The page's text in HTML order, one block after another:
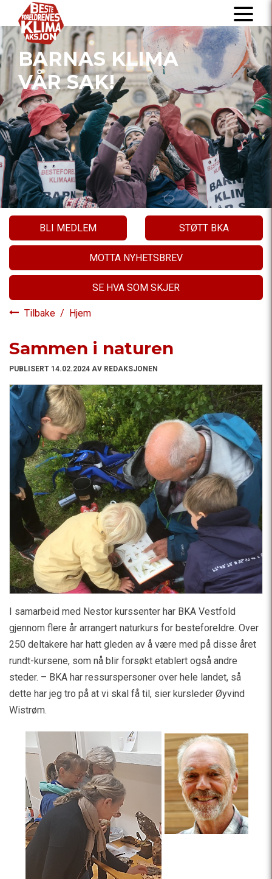
BARNAS KLIMA
VÅR SAK!
BLI MEDLEM STØTT BKA
MOTTA NYHETSBREV
SE HVA SOM SKJER
Tilbake / Hjem
Sammen i naturen
PUBLISERT 14.02.2024 AV REDAKSJONEN
I samarbeid med Nestor kurssenter har BKA Vestfold
gjennom flere år arrangert naturkurs for besteforeldre. Over
250 deltakere har hatt gleden av å være med på disse året
rundt-kursene, som nå blir forsøkt etablert også andre
steder. – BKA har ressurspersoner over hele landet, så
dette har jeg tro på at vi skal få til, sier kursleder Øyvind
Wistrøm.